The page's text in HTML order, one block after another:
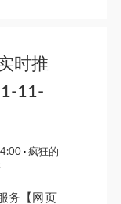
时推
11-
疯狂的
务【网页